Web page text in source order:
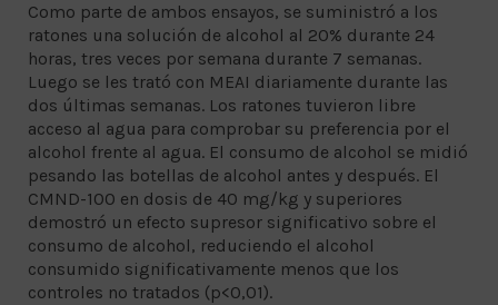
Como parte de ambos ensayos, se suministró a los
ratones una solución de alcohol al 20% durante 24
horas, tres veces por semana durante 7 semanas.
Luego se les trató con MEAI diariamente durante las
dos últimas semanas. Los ratones tuvieron libre
acceso al agua para comprobar su preferencia por el
alcohol frente al agua. El consumo de alcohol se midió
pesando las botellas de alcohol antes y después. El
CMND-100 en dosis de 40 mg/kg y superiores
demostró un efecto supresor significativo sobre el
consumo de alcohol, reduciendo el alcohol
consumido significativamente menos que los
controles no tratados (p<0,01).